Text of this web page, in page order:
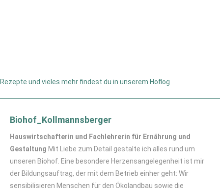
Rezepte und vieles mehr findest du in unserem Hoflog
Biohof_Kollmannsberger
Hauswirtschafterin und Fachlehrerin für Ernährung und
Gestaltung Mit Liebe zum Detail gestalte ich alles rund um
unseren Biohof. Eine besondere Herzensangelegenheit ist mir
der Bildungsauftrag, der mit dem Betrieb einher geht: Wir
sensibilisieren Menschen für den Ökolandbau sowie die